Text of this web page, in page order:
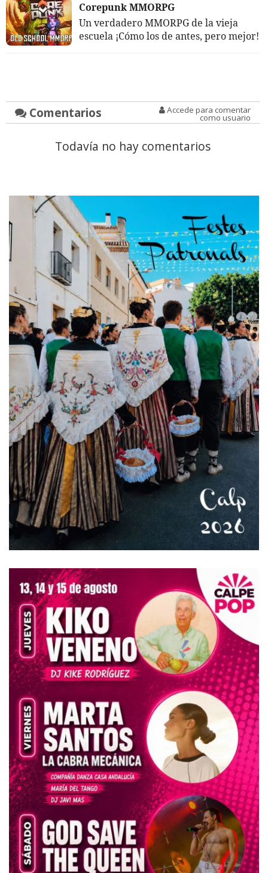
Corepunk MMORPG
Un verdadero MMORPG de la vieja
escuela ¡Cómo los de antes, pero mejor!
Comentarios Accede para comentar
como usuario
Todavía no hay comentarios